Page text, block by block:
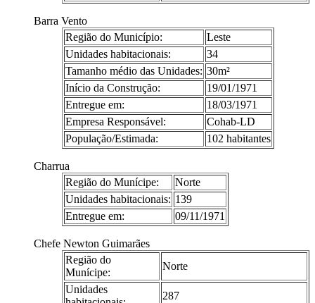
Barra Vento
Região do Município:
Leste
Unidades habitacionais:
34
Tamanho médio das Unidades: 30m²
Início da Construção:
19/01/1971
Entregue em:
18/03/1971
Empresa Responsável:
Cohab-LD
População/Estimada:
102 habitantes
Charrua
Região do Munícipe:
Norte
Unidades habitacionais: 139
Entregue em:
09/11/1971
Chefe Newton Guimarães
Região do
Munícipe:
Norte
Unidades
287